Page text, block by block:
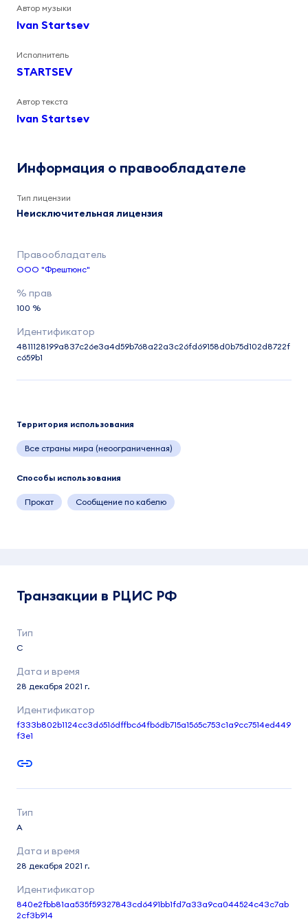
Автор музыки
Ivan Startsev
Исполнитель
STARTSEV
Автор текста
Ivan Startsev
Информация о правообладателе
Тип лицензии
Неисключительная лицензия
ООО "Фрештюнс"
100 %
4811128199a837c26e3a4d59b768a22a3c26fd69158d0b75d102d8722f
c659b1
Территория использования
Все страны мира (неоограниченная)
Способы использования
Прокат Сообщение по кабелю
Транзакции в РЦИС РФ
C
28 декабря 2021 г.
f333b802b1124cc3d6516dffbc64fb6db715a1565c753c1a9cc7514ed449
f3e1
A
28 декабря 2021 г.
840e2fbb81aa535f59327843cd6491bb1fd7a33a9ca044524c43c7ab
2cf3b914